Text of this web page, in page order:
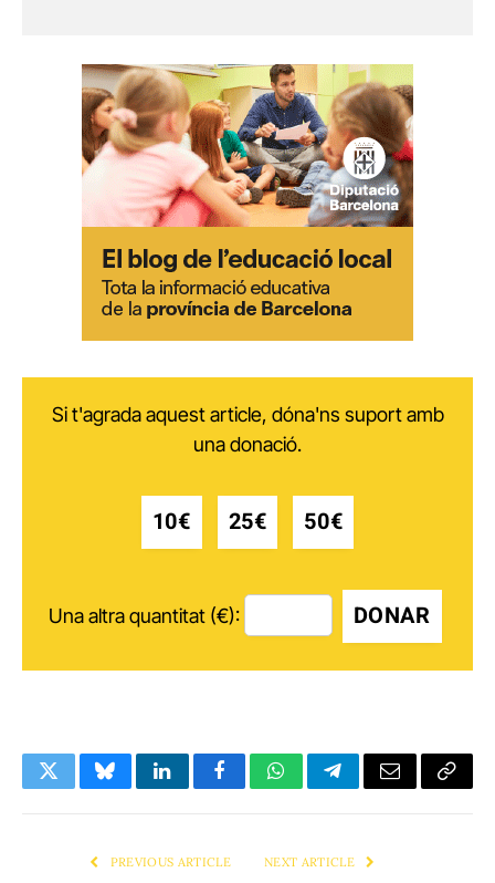
Si t'agrada aquest article, dóna'ns suport amb
una donació.
10€ 25€ 50€
Una altra quantitat (€): DONAR
TwitterBlueskyLinkedInFacebookWhatsAppTelegramEmail Copy
PREVIOUS ARTICLE NEXT ARTICLE